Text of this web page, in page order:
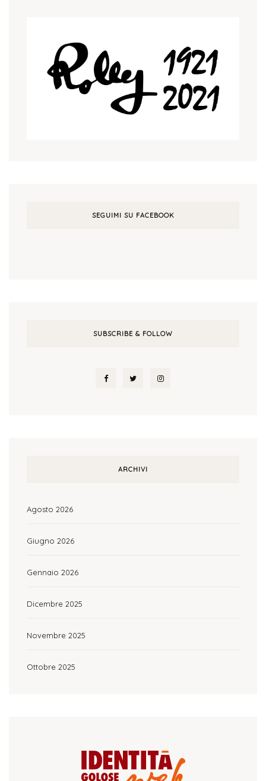
SEGUIMI SU FACEBOOK
SUBSCRIBE & FOLLOW
ARCHIVI
Agosto 2026
Giugno 2026
Gennaio 2026
Dicembre 2025
Novembre 2025
Ottobre 2025